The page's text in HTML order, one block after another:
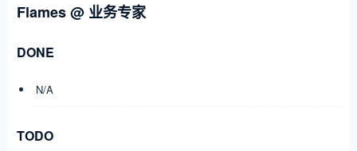
Flames @ 业务专家
DONE
N/A
TODO